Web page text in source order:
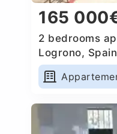
165
2 bedrooms
Logrono, Spain